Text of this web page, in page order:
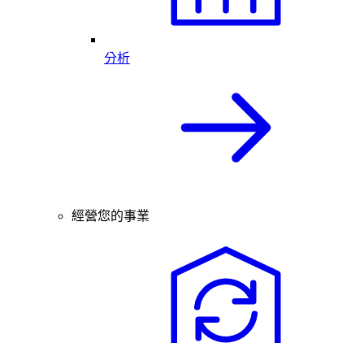
分析
經營您的事業